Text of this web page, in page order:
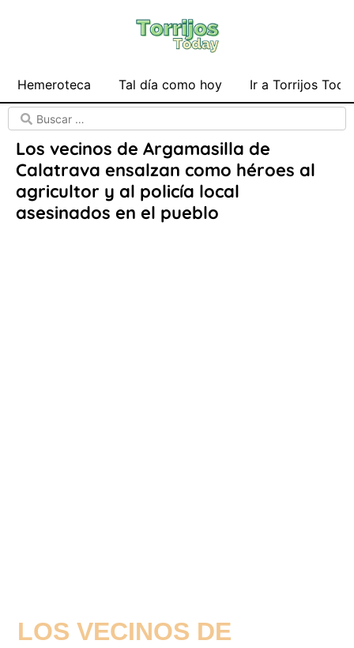
Hemeroteca Tal día como hoy Ir a Torrijos
Los vecinos de Argamasilla de
Calatrava ensalzan como héroes al
agricultor y al policía local
asesinados en el pueblo
LOS VECINOS DE